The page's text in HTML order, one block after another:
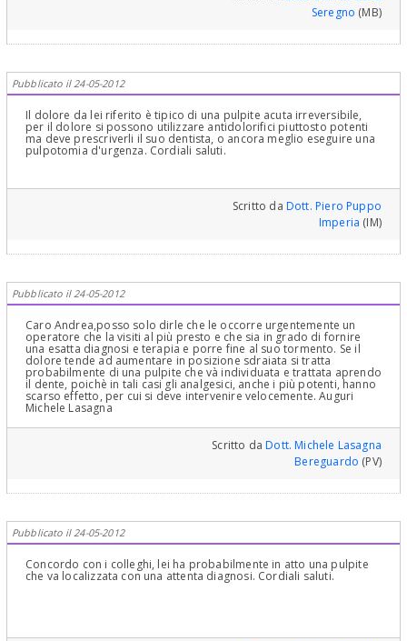
Seregno (MB)
Pubblicato il 24-05-2012
Il dolore da lei riferito è tipico di una pulpite acuta irreversibile,
per il dolore si possono utilizzare antidolorifici piuttosto potenti
ma deve prescriverli il suo dentista, o ancora meglio eseguire una
pulpotomia d'urgenza. Cordiali saluti.
Scritto da Dott. Piero Puppo
Imperia (IM)
Pubblicato il 24-05-2012
Caro Andrea,posso solo dirle che le occorre urgentemente un
operatore che la visiti al più presto e che sia in grado di fornire
una esatta diagnosi e terapia e porre fine al suo tormento. Se il
dolore tende ad aumentare in posizione sdraiata si tratta
probabilmente di una pulpite che và individuata e trattata aprendo
il dente, poichè in tali casi gli analgesici, anche i più potenti, hanno
scarso effetto, per cui si deve intervenire velocemente. Auguri
Michele Lasagna
Scritto daDott. Michele Lasagna
Bereguardo (PV)
Pubblicato il 24-05-2012
Concordo con i colleghi, lei ha probabilmente in atto una pulpite
che va localizzata con una attenta diagnosi. Cordiali saluti.